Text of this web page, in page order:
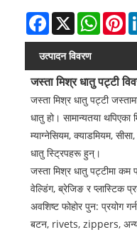
Facebook
X
उत्पादन विवरण
जस्ता मिश्र धातु पट्टी
जस्ता मिश्र धातु पट्टी
धातु हो। सामान्यतया थपिएका
म्याग्नेसियम, क्याडमियम,
धातु स्ट्रिपहरू हुन्।
जस्ता मिश्र धातु पट्टीमा कम
वेल्डिंग, ब्रेजिङ र प्लास्टिक
अवशिष्ट फोहोर पुन: प्रयोग
बटन, rivets, zippers, अन्य